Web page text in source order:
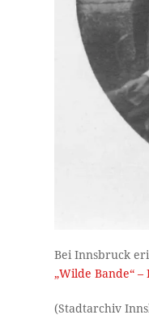
Bei Innsbruck
„Wilde Bande“
(Stadtarchiv